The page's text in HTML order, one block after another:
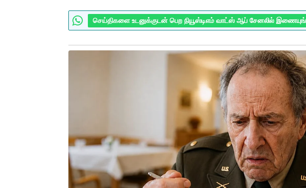
செய்திகளை உடனுக்குடன் பெற நியூஸ்டிஎம் வாட்ஸ் ஆப் சேனலில்